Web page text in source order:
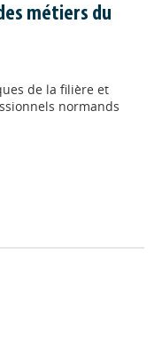
métiers du
de la filière et
normands